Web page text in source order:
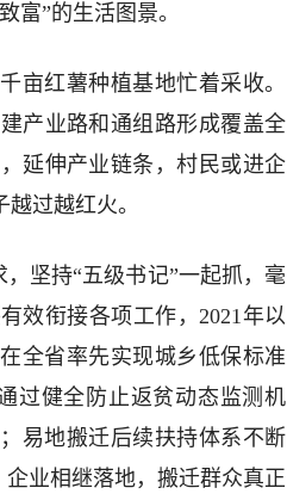
富”的生活图景。
亩红薯种植基地忙着采收。
产业路和通组路形成覆盖全
延伸产业链条，村民或进企
过越红火。
坚持“五级书记”一起抓，毫
效衔接各项工作，2021年以
全省率先实现城乡低保标准
过健全防止返贫动态监测机
易地搬迁后续扶持体系不断
业相继落地，搬迁群众真正